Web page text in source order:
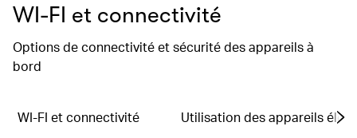
WI-FI et connectivité
Options de connectivité et sécurité des appareils à
bord
WI-FI et connectivité Utilisation des appareils